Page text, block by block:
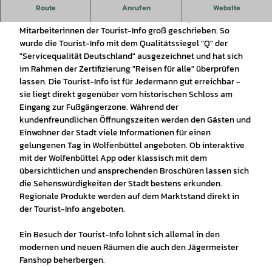
Route Anrufen Website
Rundum Informationen über die Lessingstadt Wolfenbüttel.
Mitarbeiterinnen der Tourist-Info groß geschrieben. So
wurde die Tourist-Info mit dem Qualitätssiegel "Q" der
"Servicequalität Deutschland" ausgezeichnet und hat sich
im Rahmen der Zertifizierung "Reisen für alle" überprüfen
lassen. Die Tourist-Info ist für Jedermann gut erreichbar -
sie liegt direkt gegenüber vom historischen Schloss am
Eingang zur Fußgängerzone. Während der
kundenfreundlichen Öffnungszeiten werden den Gästen und
Einwohner der Stadt viele Informationen für einen
gelungenen Tag in Wolfenbüttel angeboten. Ob interaktive
mit der Wolfenbüttel App oder klassisch mit dem
übersichtlichen und ansprechenden Broschüren lassen sich
die Sehenswürdigkeiten der Stadt bestens erkunden.
Regionale Produkte werden auf dem Marktstand direkt in
der Tourist-Info angeboten.
Ein Besuch der Tourist-Info lohnt sich allemal in den
modernen und neuen Räumen die auch den Jägermeister
Fanshop beherbergen.